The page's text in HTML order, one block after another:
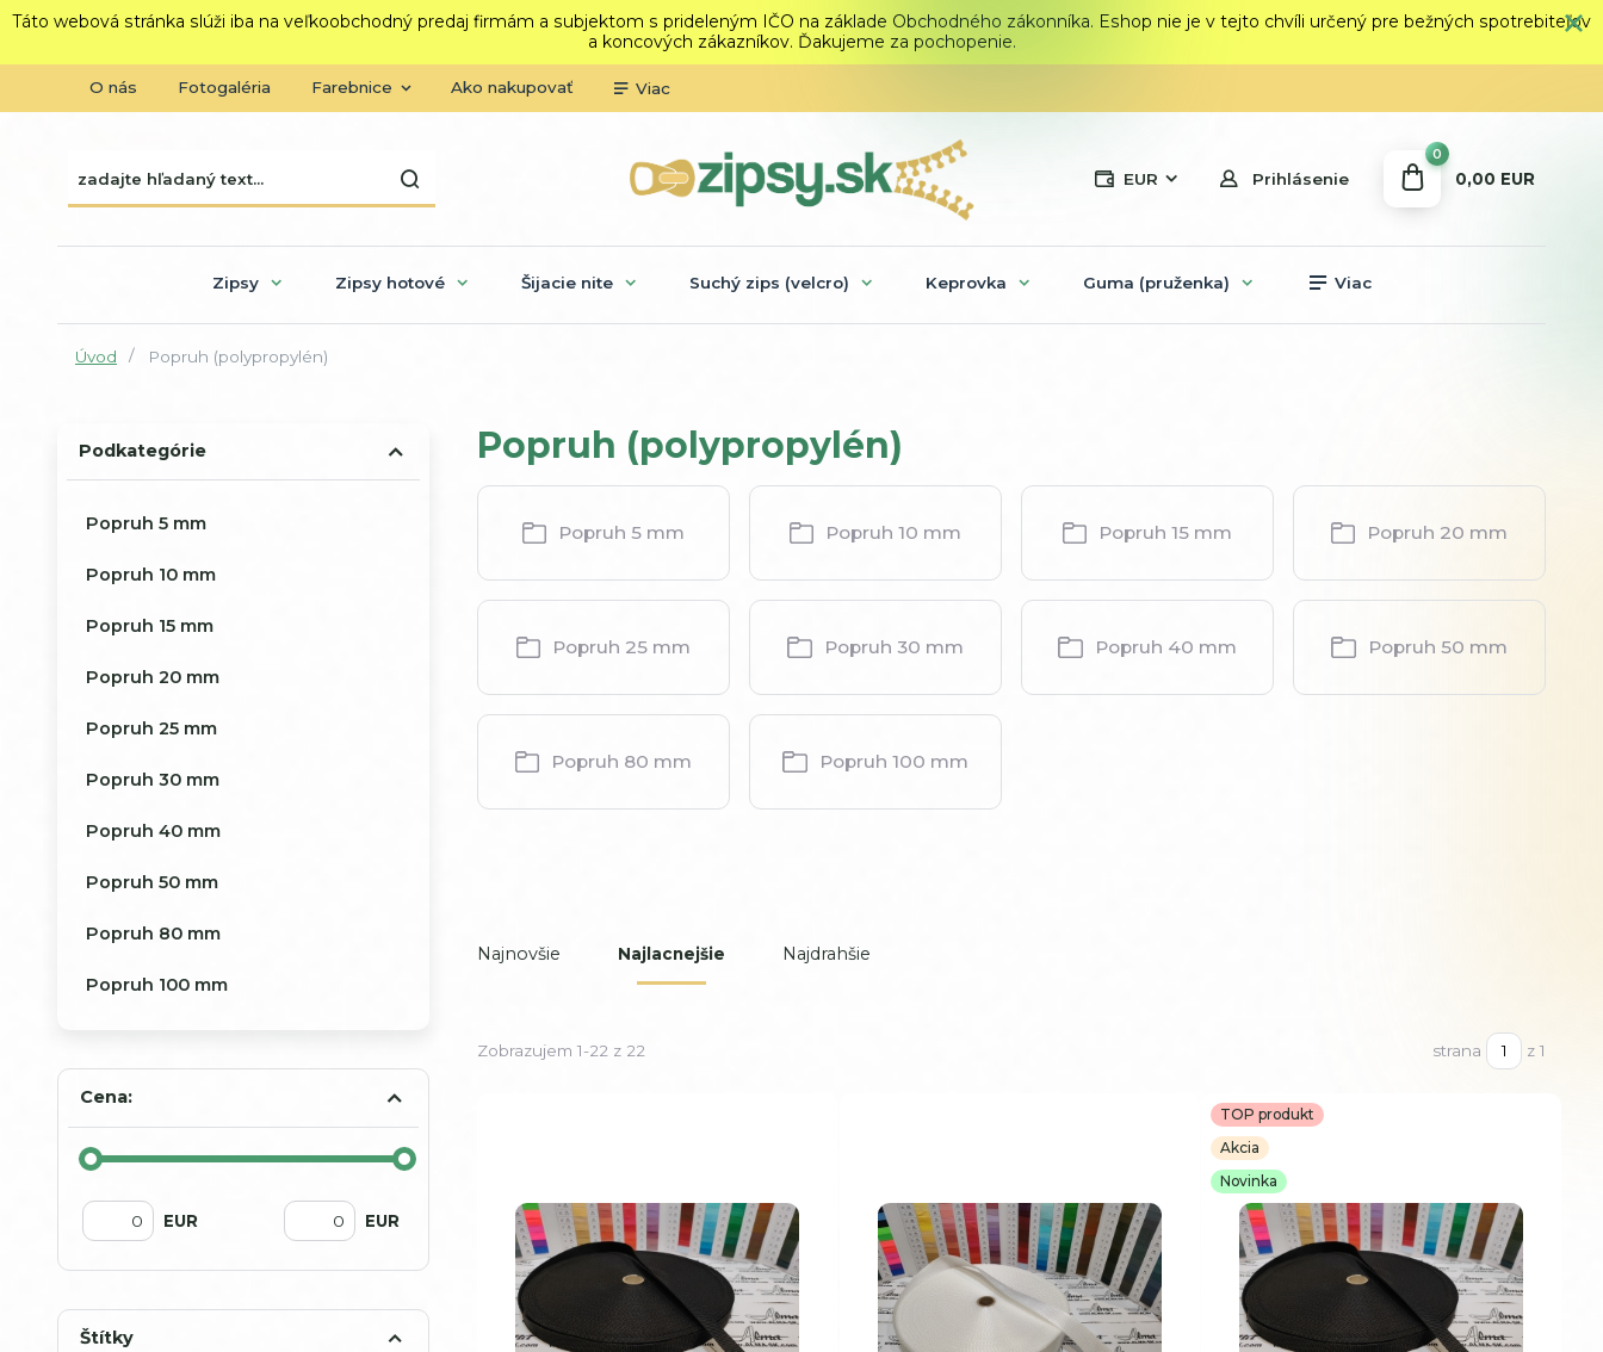
Táto webová stránka slúži iba na veľkoobchodný predaj firmám a subjektom s prideleným IČO na základe Obchodného zákonníka. Eshop nie je v tejto chvíli určený pre bežných spotrebiteľov
a koncových zákazníkov. Ďakujeme za pochopenie.
O nás Fotogaléria Farebnice Ako nakupovať Viac
EUR Prihlásenie
0
0,00 EUR
Zipsy Zipsy hotové Šijacie nite Suchý zips (velcro) Keprovka Guma (pruženka) Viac
Úvod Popruh (polypropylén)
Popruh (polypropylén)
Popruh 5 mm Popruh 10 mm Popruh 15 mm Popruh 20 mm
Popruh 25 mm Popruh 30 mm Popruh 40 mm Popruh 50 mm
Popruh 80 mm Popruh 100 mm
Najnovšie Najlacnejšie Najdrahšie
Zobrazujem 1-22 z 22 strana z 1
TOP produkt
Akcia
Novinka
Podkategórie
Popruh 5 mm
Popruh 10 mm
Popruh 15 mm
Popruh 20 mm
Popruh 25 mm
Popruh 30 mm
Popruh 40 mm
Popruh 50 mm
Popruh 80 mm
Popruh 100 mm
Cena:
EUR EUR
Štítky